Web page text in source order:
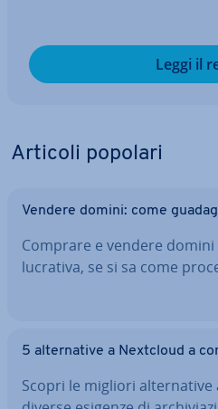
Leggi il
Articoli popolari
Vendere domini: come
Comprare e vendere
lucrativa, se si sa come
5 al­ter­na­ti­ve a Nextcloud a
Scopri le migliori al­ter­na­ti­ve